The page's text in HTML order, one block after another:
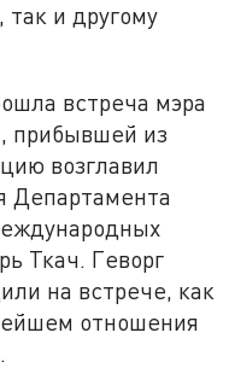
и другому
встреча мэра
прибывшей из
возглавил
Департамента
Ткач. Геворг
на встрече, как
отношения